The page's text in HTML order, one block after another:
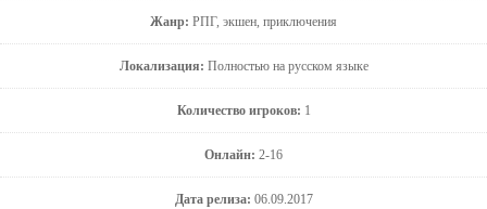
Жанр: РПГ, экшен, приключения
Локализация: Полностью на русском языке
Количество игроков: 1
Онлайн: 2-16
Дата релиза: 06.09.2017